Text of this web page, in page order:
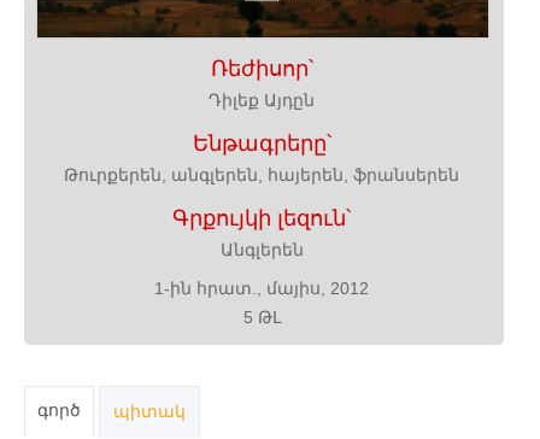
Ռեժիսոր՝
Դիլեք Այդըն
Ենթագրերը՝
Թուրքերեն, անգլերեն, հայերեն, ֆրանսերեն
Գրքույկի լեզուն՝
Անգլերեն
1-ին հրատ., մայիս, 2012
5 ԹԼ
գործ պիտակ